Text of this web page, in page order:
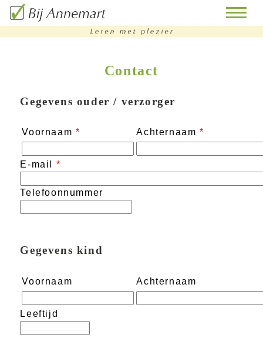
remedial
bijles
huiswerkbegeleiding
doorstroomtoets-
training
Contact
Gegevens ouder / verzorger
Voornaam * Achternaam *
E-mail *
Telefoonnummer
Gegevens kind
Voornaam Achternaam
Leeftijd